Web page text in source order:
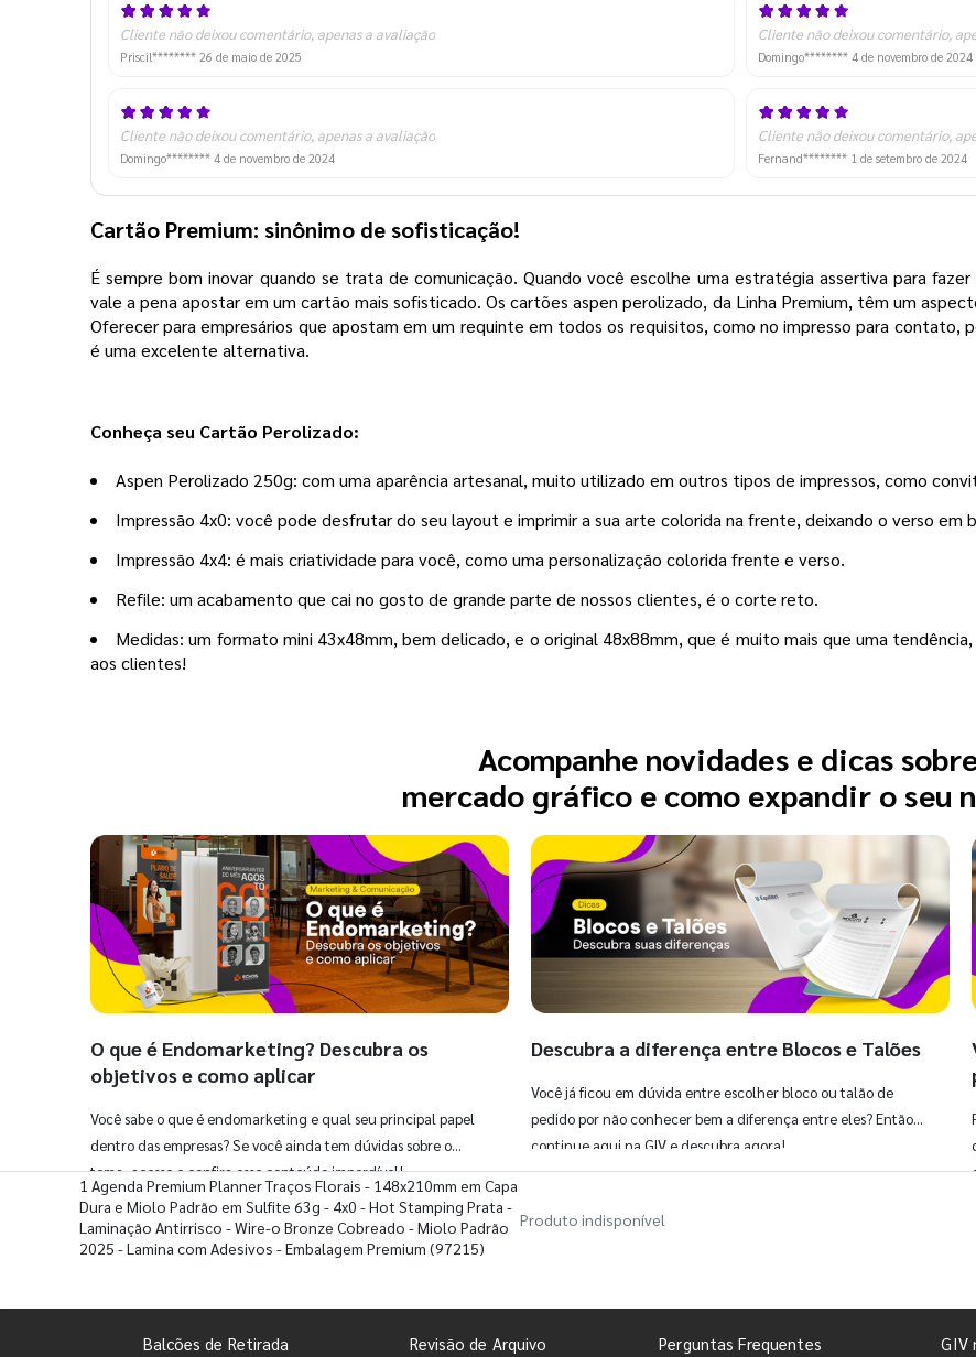
Cliente não deixou comentário, apenas a avaliação
Priscil******** 26 de maio de 2025
Cliente não deixou comentário,
Domingo******** 4 de novembro de 2024
Cliente não deixou comentário, apenas a avaliação
Domingo******** 4 de novembro de 2024
Cliente não deixou comentário,
Fernand******** 1 de setembro de 2024
Cartão Premium: sinônimo de sofisticação!
É sempre bom inovar quando se trata de comunicação. Quando você escolhe uma estratégia assertiva para
vale a pena apostar em um cartão mais sofisticado. Os cartões aspen perolizado, da Linha Premium, têm um
Oferecer para empresários que apostam em um requinte em todos os requisitos, como no impresso para
é uma excelente alternativa.
Conheça seu Cartão Perolizado:
Aspen Perolizado 250g: com uma aparência artesanal, muito utilizado em outros tipos de impressos, como
Impressão 4x0: você pode desfrutar do seu layout e imprimir a sua arte colorida na frente, deixando o verso em
Impressão 4x4: é mais criatividade para você, como uma personalização colorida frente e verso.
Refile: um acabamento que cai no gosto de grande parte de nossos clientes, é o corte reto.
Medidas: um formato mini 43x48mm, bem delicado, e o original 48x88mm, que é muito mais que uma
aos clientes!
Acompanhe novidades e dicas
mercado gráfico e como expandir o seu
O que é Endomarketing? Descubra os
objetivos e como aplicar
Você sabe o que é endomarketing e qual seu principal papel
dentro das empresas? Se você ainda tem dúvidas sobre o
tema, acesse e confira esse conteúdo imperdível!
Descubra a diferença entre Blocos e Talões
Você já ficou em dúvida entre escolher bloco ou talão de
pedido por não conhecer bem a diferença entre eles? Então,
continue aqui na GIV e descubra agora!
1 Agenda Premium Planner Traços Florais - 148x210mm em Capa
Dura e Miolo Padrão em Sulfite 63g - 4x0 - Hot Stamping Prata -
Laminação Antirrisco - Wire-o Bronze Cobreado - Miolo Padrão
2025 - Lamina com Adesivos - Embalagem Premium (97215)
Produto indisponível
Balcões de Retirada Revisão de Arquivo Perguntas Frequentes GIV